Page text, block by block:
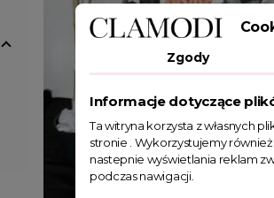
Zgody
Informacje dotyczące
Ta witryna korzysta z własnych
stronie . Wykorzystujemy
nastepnie wyświetlania reklam
podczas nawigacji.